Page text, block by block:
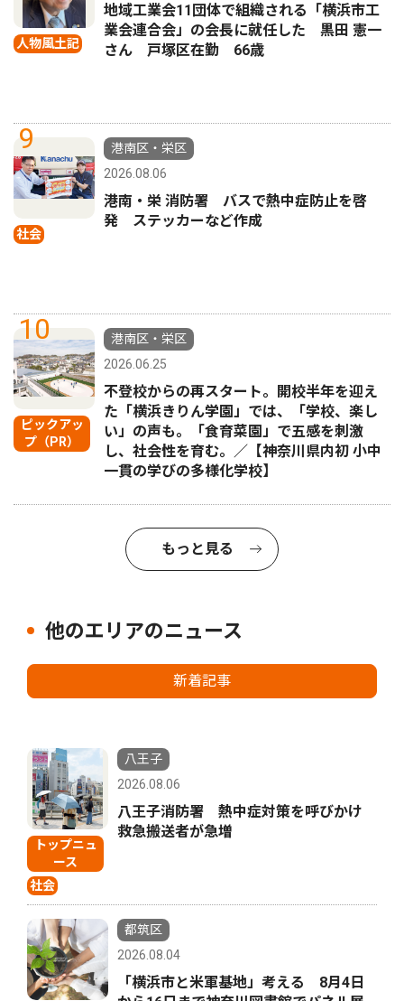
人物風土記
地域工業会11団体で組織される「横浜市工
業会連合会」の会長に就任した 黒田 憲一
さん 戸塚区在勤 66歳
9
社会
港南区・栄区
2026.08.06
港南・栄 消防署 バスで熱中症防止を啓
発 ステッカーなど作成
10
ピックアッ
プ（PR）
港南区・栄区
2026.06.25
不登校からの再スタート。開校半年を迎え
た「横浜きりん学園」では、「学校、楽し
い」の声も。「食育菜園」で五感を刺激
し、社会性を育む。／【神奈川県内初 小中
一貫の学びの多様化学校】
もっと見る
他のエリアのニュース
新着記事
トップニュ
ース
社会
八王子
2026.08.06
八王子消防署 熱中症対策を呼びかけ
救急搬送者が急増
都筑区
2026.08.04
「横浜市と米軍基地」考える 8月4日